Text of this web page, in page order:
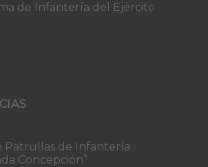
de Infantería del Ejército
Patrullas de Infantería
Concepción”